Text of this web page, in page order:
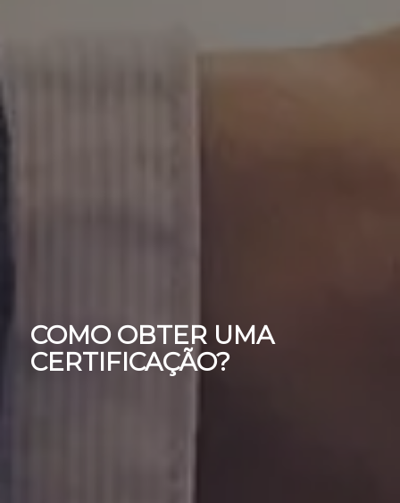
COMO OBTER UMA
CERTIFICAÇÃO?